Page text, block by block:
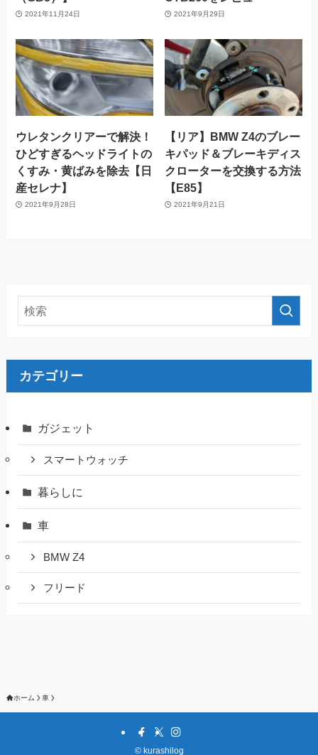
2021年11月24日 2021年9月29日
ウレタンクリアーで解決！
ひどすぎるヘッドライトの
くすみ・黄ばみを除去【日
産セレナ】
2021年9月28日
【リア】BMW Z4のブレー
キパッド＆ブレーキディス
クローターを交換する方法
【E85】
2021年9月21日
カテゴリー
ガジェット
スマートウォッチ
暮らしに
車
BMW Z4
フリード
ホーム 車
©kurashilog